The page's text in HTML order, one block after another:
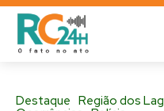
Destaque Região dos